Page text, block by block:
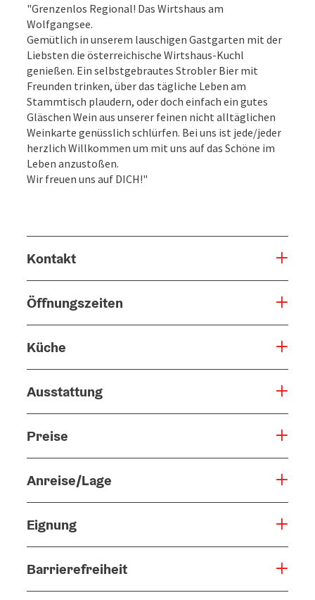
"Grenzenlos Regional! Das Wirtshaus am
Wolfgangsee.
Gemütlich in unserem lauschigen Gastgarten mit der
Liebsten die österreichische Wirtshaus-Kuchl
genießen. Ein selbstgebrautes Strobler Bier mit
Freunden trinken, über das tägliche Leben am
Stammtisch plaudern, oder doch einfach ein gutes
Gläschen Wein aus unserer feinen nicht alltäglichen
Weinkarte genüsslich schlürfen. Bei uns ist jede/jeder
herzlich Willkommen um mit uns auf das Schöne im
Leben anzustoßen.
Wir freuen uns auf DICH!"
Kontakt
Öffnungszeiten
Küche
Ausstattung
Preise
Anreise/Lage
Eignung
Barrierefreiheit